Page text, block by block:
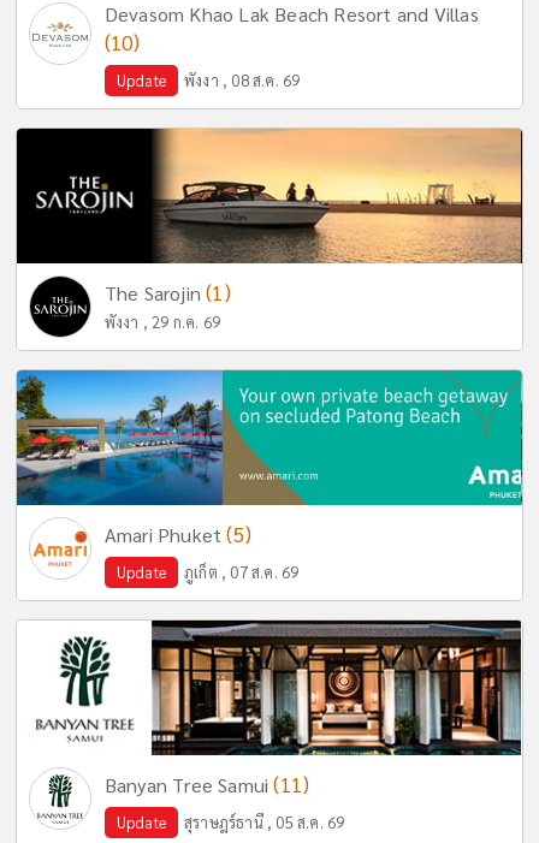
Devasom Khao Lak Beach Resort and Villas
(10)
Update พังงา , 08 ส.ค. 69
The Sarojin(1)
พังงา , 29 ก.ค. 69
Amari Phuket(5)
Update ภูเก็ต , 07 ส.ค. 69
Banyan Tree Samui(11)
Update สุราษฎร์ธานี , 05 ส.ค. 69